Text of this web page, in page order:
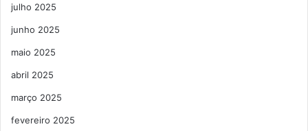
julho 2025
junho 2025
maio 2025
abril 2025
março 2025
fevereiro 2025